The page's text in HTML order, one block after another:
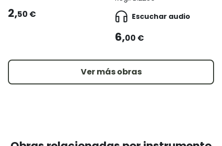
2,50 €
Escuchar audio
6,00 €
Ver más obras